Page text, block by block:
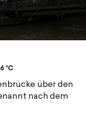
°C
über den
nach dem